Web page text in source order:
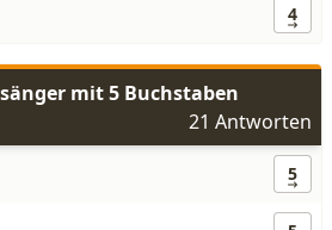
4
mit 5 Buchstaben
21 Antworten
5